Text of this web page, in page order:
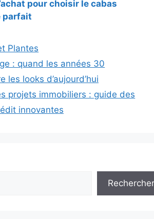
pour choisir le cabas
parfait
Plantes
: quand les années 30
les looks d’aujourd’hui
projets immobiliers : guide des
innovantes
Rechercher